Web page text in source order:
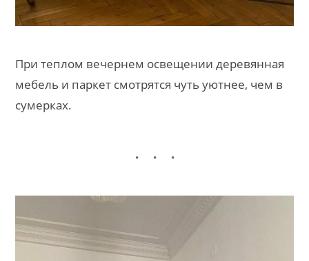
При теплом вечернем освещении деревянная
мебель и паркет смотрятся чуть уютнее, чем в
сумерках.